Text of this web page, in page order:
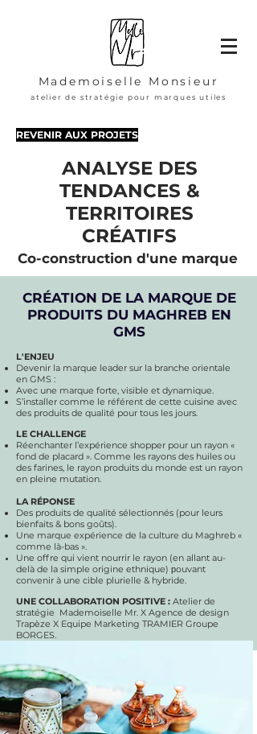
Mademoiselle Monsieur
atelier de stratégie pour marques utiles
REVENIR AUX PROJETS
ANALYSE DES
TENDANCES &
TERRITOIRES
CRÉATIFS
Co-construction d'une marque
CRÉATION DE LA MARQUE DE
PRODUITS DU MAGHREB EN
GMS
L'ENJEU
Devenir la marque leader sur la branche orientale
en GMS :
Avec une marque forte, visible et dynamique.
S’installer comme le référent de cette cuisine avec
des produits de qualité pour tous les jours.
LE CHALLENGE
Réenchanter l’expérience shopper pour un rayon «
fond de placard ». Comme les rayons des huiles ou
des farines, le rayon produits du monde est un rayon
en pleine mutation.
LA RÉPONSE
Des produits de qualité sélectionnés (pour leurs
bienfaits & bons goûts).
Une marque expérience de la culture du Maghreb «
comme là-bas ».
Une offre qui vient nourrir le rayon (en allant au-
delà de la simple origine ethnique) pouvant
convenir à une cible plurielle & hybride.
UNE COLLABORATION POSITIVE : Atelier de
stratégie Mademoiselle Mr. X Agence de design
Trapèze X Equipe Marketing TRAMIER Groupe
BORGES.